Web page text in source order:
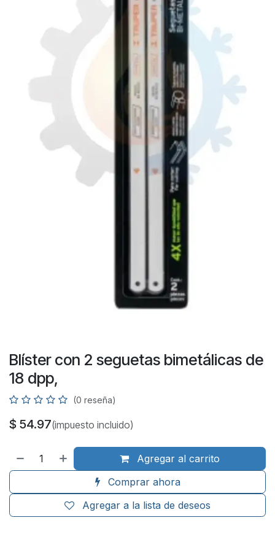
Blíster con 2 seguetas bimetálicas de
18 dpp,
(0 reseña)
$ 54.97(impuesto incluido)
Agregar al carrito
Comprar ahora
Agregar a la lista de deseos